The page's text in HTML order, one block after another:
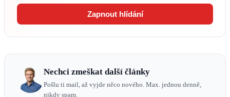
Zapnout hlídání
Nechci zmeškat další články
Pošlu ti mail, až vyjde něco nového. Max. jednou denně,
nikdy spam.